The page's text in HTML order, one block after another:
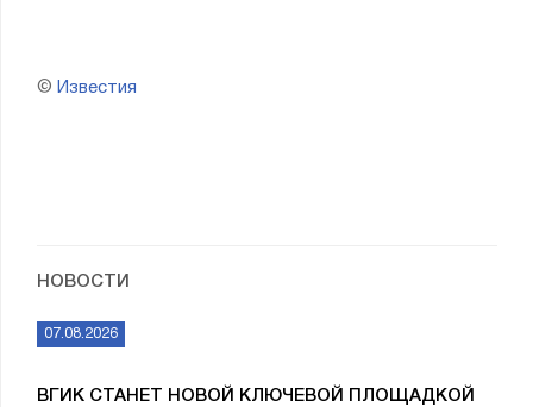
© Известия
НОВОСТИ
07.08.2026
ВГИК СТАНЕТ НОВОЙ КЛЮЧЕВОЙ ПЛОЩАДКОЙ